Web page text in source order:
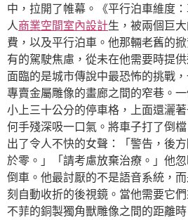
中，拉開了帷幕。《平行泊車維度
人商業空間室內設計生，被兩個巨
費，以及平行泊車。他那輛老舊的
有的駕駛焦慮，從未在他需要時提
面臨的是城市傳說中最恐怖的挑戰
專賣金屬雕像的畫廊之間的窄巷。
小上三十公分的停車格，上面還灑
何手殘深吸一口氣。將車子打了倒
出了令人不快的女聲：「警告，後
於零。」「請考慮放棄治療。」他
倒車。他最討厭的不是語音系統，
刻自動收折的後視鏡。當他需要它
不菲的銅製獨角獸雕像之間的距離